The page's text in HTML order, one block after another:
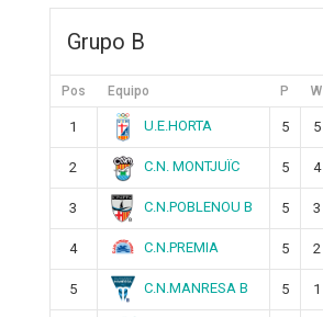
Grupo B
Pos Equipo P W
1 U.E.HORTA 5 5
2 C.N. MONTJUÏC 5 4
3 C.N.POBLENOU B 5 3
4 C.N.PREMIA 5 2
5 C.N.MANRESA B 5 1